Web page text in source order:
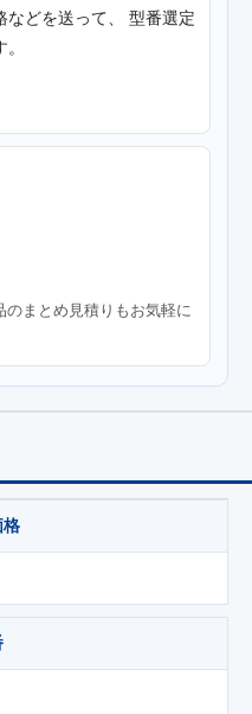
などを送って、 型番選定
まとめ見積りもお気軽に
格